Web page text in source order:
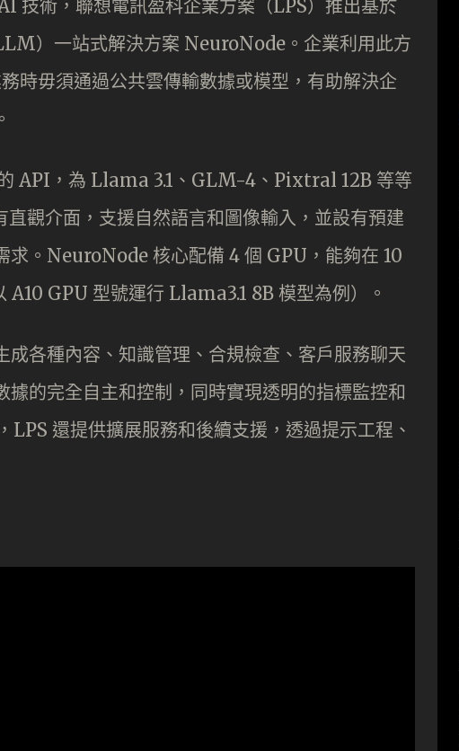
技術，聯想電訊盈科企業方案（LPS）推出基於
）一站式解決方案 NeuroNode。企業利用此方
時毋須通過公共雲傳輸數據或模型，有助解決企
API，為 Llama 3.1、GLM-4、Pixtral 12B 等等
觀介面，支援自然語言和圖像輸入，並設有預建
求。NeuroNode 核心配備 4 個 GPU，能夠在 10
GPU 型號運行 Llama3.1 8B 模型為例）。
各種內容、知識管理、合規檢查、客戶服務聊天
的完全自主和控制，同時實現透明的指標監控和
還提供擴展服務和後續支援，透過提示工程、